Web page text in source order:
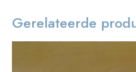
Gerelateerde